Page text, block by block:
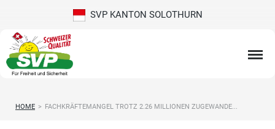
SVP KANTON SOLOTHURN
HOME > FACHKRÄFTEMANGEL TROTZ 2.26 MILLIONEN ZUGEWANDE...